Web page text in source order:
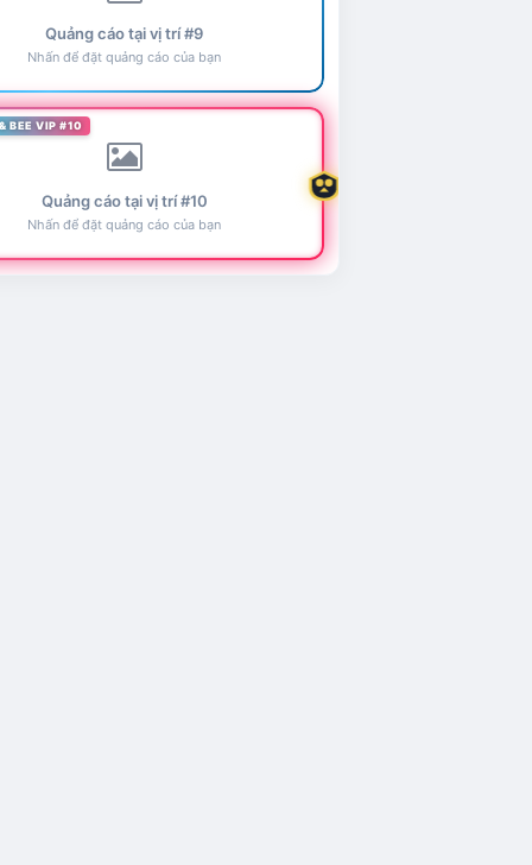
Quảng cáo tại vị trí #9
Nhấn để đặt quảng cáo của bạn
BEE VIP #10
Quảng cáo tại vị trí #10
Nhấn để đặt quảng cáo của bạn